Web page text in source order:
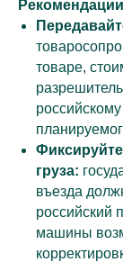
товаре,
груза:
въезда
машины